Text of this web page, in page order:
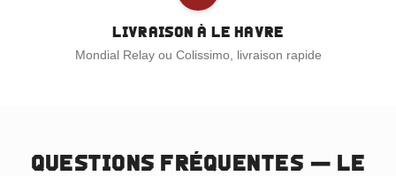
Livraison à Le Havre
Mondial Relay ou Colissimo, livraison rapide
Questions fréquentes — Le